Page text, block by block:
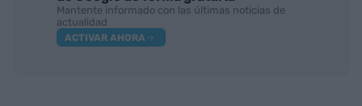
Mantente informado con las últimas noticias de
actualidad
ACTIVAR AHORA